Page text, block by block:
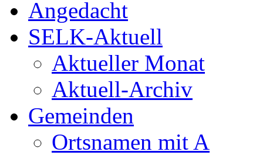
Angedacht
SELK-Aktuell
Aktueller Monat
Aktuell-Archiv
Gemeinden
Ortsnamen mit A